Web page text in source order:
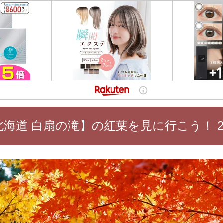
海道 白扇の滝】の紅葉を見に行こう！